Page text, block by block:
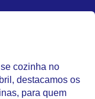
cozinha no
destacamos os
para quem